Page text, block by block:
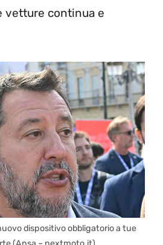
vetture continua e
dispositivo obbligatorio a tue